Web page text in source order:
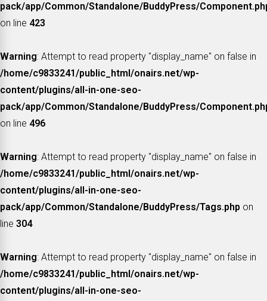
pack/app/Common/Standalone/BuddyPress/
on line 423
Warning: Attempt to read property "display_name" on false in
/home/c9833241/public_html/onairs.net/wp-
content/plugins/all-in-one-seo-
pack/app/Common/Standalone/BuddyPress/
on line 496
Warning: Attempt to read property "display_name" on false in
/home/c9833241/public_html/onairs.net/wp-
content/plugins/all-in-one-seo-
pack/app/Common/Standalone/BuddyPress/Tags.php on
line 304
Warning: Attempt to read property "display_name" on false in
/home/c9833241/public_html/onairs.net/wp-
content/plugins/all-in-one-seo-